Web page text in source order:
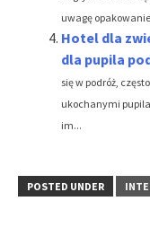
uwagę
Hotel dla
dla pupila
się w podróż,
ukochanymi
im...
POSTED UNDER